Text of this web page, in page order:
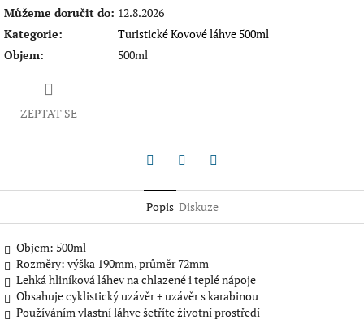
Můžeme doručit do: 12.8.2026
Kategorie:
Turistické Kovové láhve 500ml
Objem: 500ml
ZEPTAT SE
Popis Diskuze
Objem: 500ml
Rozměry: výška 190mm, průměr 72mm
Lehká hliníková láhev na chlazené i teplé nápoje
Obsahuje cyklistický uzávěr + uzávěr s karabinou
Používáním vlastní láhve šetříte životní prostředí